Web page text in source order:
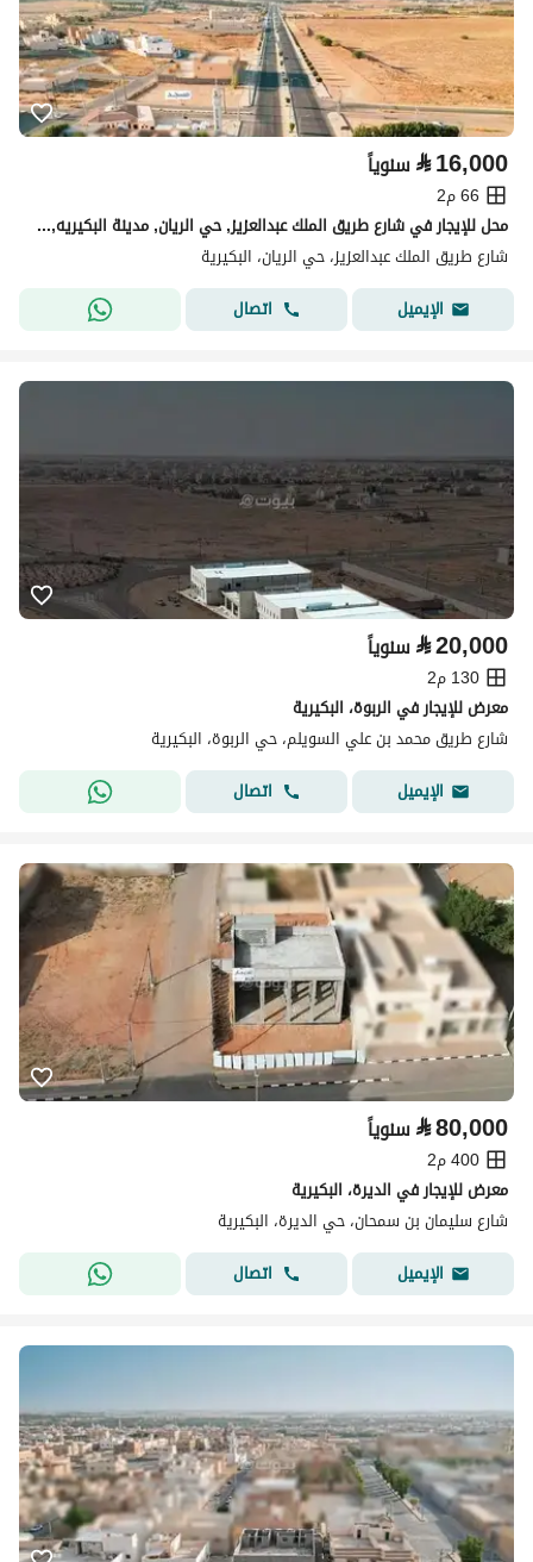
⃁16,000 سنوياً
66 م2
محل للإيجار في شارع طريق الملك عبدالعزيز, حي الريان, مدينة البكيريه, منطقة القصيم
شارع طريق الملك عبدالعزيز، حي الريان، البكيرية
الإيميل
اتصال
⃁20,000 سنوياً
130 م2
معرض للإيجار في الربوة، البكيرية
شارع طريق محمد بن علي السويلم، حي الربوة، البكيرية
الإيميل
اتصال
⃁80,000 سنوياً
400 م2
معرض للإيجار في الديرة، البكيرية
شارع سليمان بن سمحان، حي الديرة، البكيرية
الإيميل
اتصال